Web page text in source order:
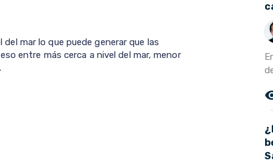
mar lo que puede generar que las
entre más cerca a nivel del mar, menor